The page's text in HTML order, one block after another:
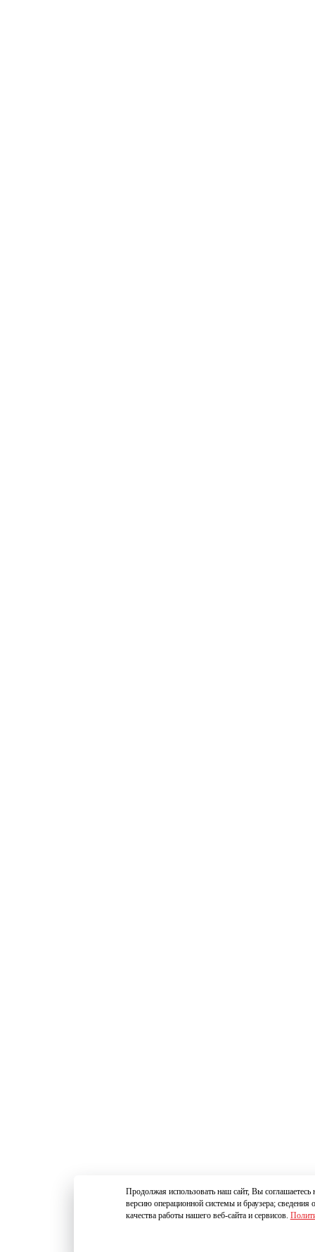
Продолжая использовать наш сайт, Вы
версию операционной системы и браузера;
качества работы нашего веб-сайта и сервисов.